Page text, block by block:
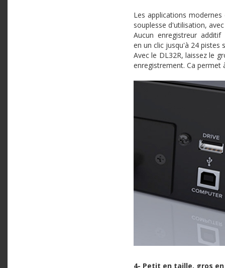
Les applications
souplesse d'utilisation,
Aucun enregistreur additif
en un clic jusqu'à 24 pistes
Avec le DL32R, laissez le
enregistrement. Ca permet
4- Petit en taille, gros